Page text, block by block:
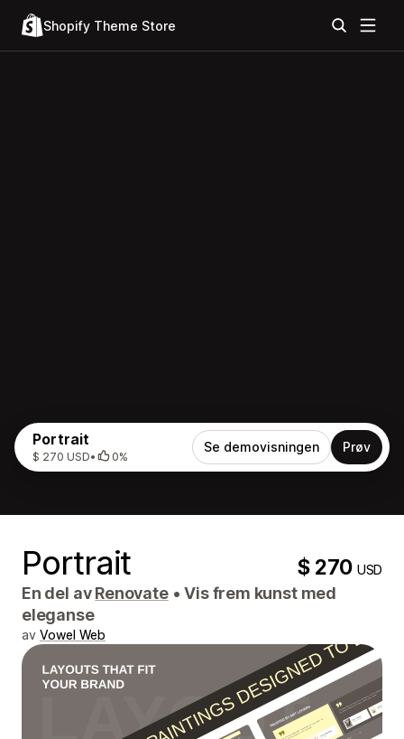
Shopify Theme Store
Portrait
$ 270 USD• 0%
Se demovisningen Prøv
Portrait $ 270USD
En del avRenovate • Vis frem kunst med
eleganse
av Vowel Web